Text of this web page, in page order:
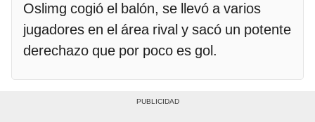
Oslimg cogió el balón, se llevó a varios
jugadores en el área rival y sacó un potente
derechazo que por poco es gol.